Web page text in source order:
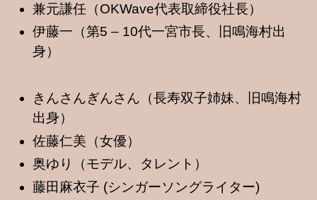
兼元謙任（OKWave代表取締役社長）
伊藤一（第5 – 10代一宮市長、旧鳴海村出
身）
きんさんぎんさん（長寿双子姉妹、旧鳴海村
出身）
佐藤仁美（女優）
奥ゆり（モデル、タレント）
藤田麻衣子 (シンガーソングライター)